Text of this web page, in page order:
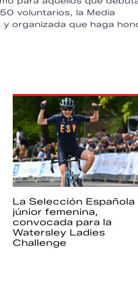
voluntarios, la Media
organizada que haga
La Selección Española
júnior femenina,
convocada para la
Watersley Ladies
Challenge